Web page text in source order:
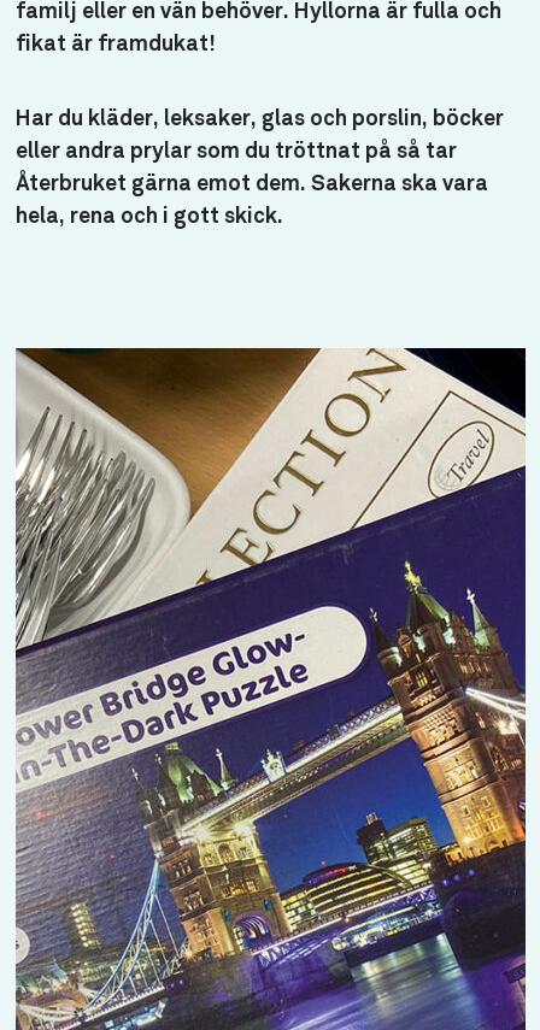
familj eller en vän behöver. Hyllorna är fulla och
fikat är framdukat!
Har du kläder, leksaker, glas och porslin, böcker
eller andra prylar som du tröttnat på så tar
Återbruket gärna emot dem. Sakerna ska vara
hela, rena och i gott skick.